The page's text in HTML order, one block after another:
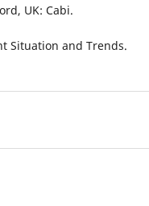
UK: Cabi.
Situation and Trends.